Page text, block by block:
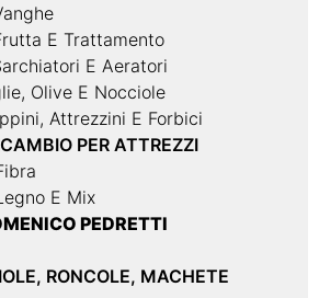
E Trattamento
E Aeratori
Olive E Nocciole
Attrezzini E Forbici
PER ATTREZZI
E Mix
PEDRETTI
RONCOLE, MACHETE